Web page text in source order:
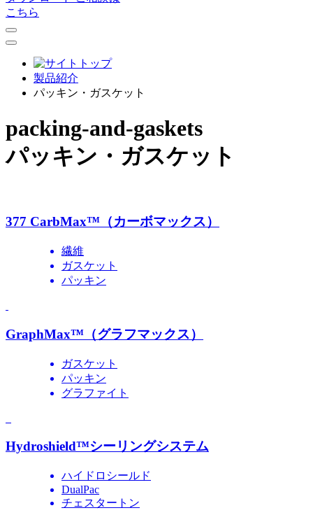
こちら
製品紹介
パッキン・ガスケット
packing-and-gaskets
パッキン・ガスケット
377 CarbMax™（カーボマックス）
繊維
ガスケット
パッキン
GraphMax™（グラフマックス）
ガスケット
パッキン
グラファイト
Hydroshield™シーリングシステム
ハイドロシールド
DualPac
チェスタートン